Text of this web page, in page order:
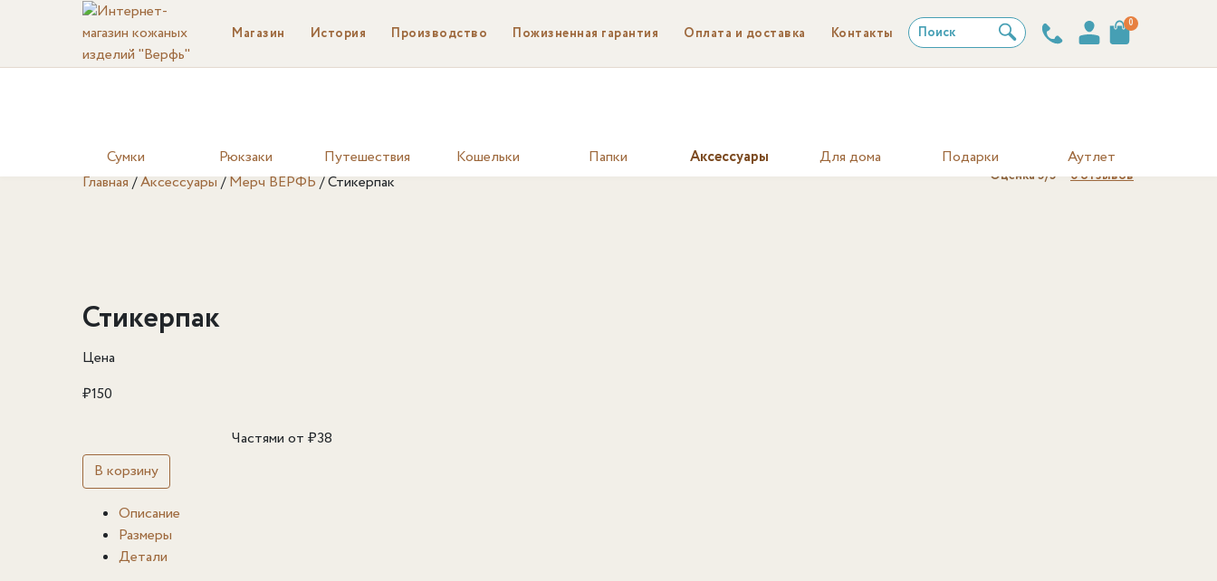
Магазин История Производство Пожизненная гарантия Оплата и доставка Контакты Поиск 0
Сумки Рюкзаки Путешествия Кошельки Папки Аксессуары Для дома Подарки
Аутлет
Главная/Аксессуары/Мерч ВЕРФЬ/Стикерпак Оценка5/5 6отзывов
Стикерпак
Цена
₽150
Частями от ₽38
В корзину
Описание
Размеры
Детали